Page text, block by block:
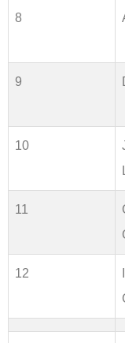
8
9
10
11
12